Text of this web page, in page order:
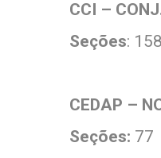
CCI –
Seções:
CEDAP –
Seções: 77